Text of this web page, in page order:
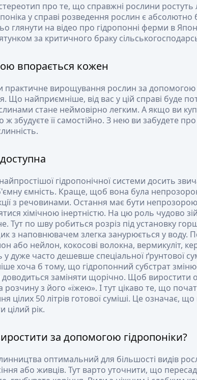
про те, що справжні рослини ростуть
у справі розведення рослин є
глянути на відео про гідропонні ферми в
за критичного браку
впорається кожен
вирощування рослин за допомогою
Що найприємніше, від вас у цій справі буде
стане неймовірно легким. А якщо ви
ж збудуєте її самостійно. З нею ви забудете
гідропонічної системи досить
ємність. Краще, щоб вона була
з речовинами. Остання має бути
хімічною інертністю. На цю роль чудово
Тут по шву робиться розріз під установку
з наповнювачем злегка занурюється у воду.
або нейлон, кокосові волокна, вермикуліт,
у дуже часто дешевше спеціальної ґрунтової
хоча б тому, що гідропонний субстрат
доводиться заміняти щорічно. Щоб виростити
розчину з його «їжею». І тут цікаво те, що
цілих 50 літрів готової суміші. Це означає,
цілий рік.
за допомогою гідропоніки?
оптимальний для більшості видів
або живців. Тут варто уточнити, що